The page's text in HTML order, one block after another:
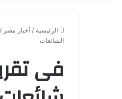
الرئيسية / أخبار مصر /
الشائعات
فى